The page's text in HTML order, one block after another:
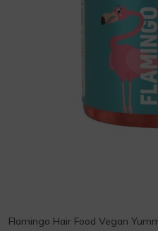
Flamingo Hair Food Vegan